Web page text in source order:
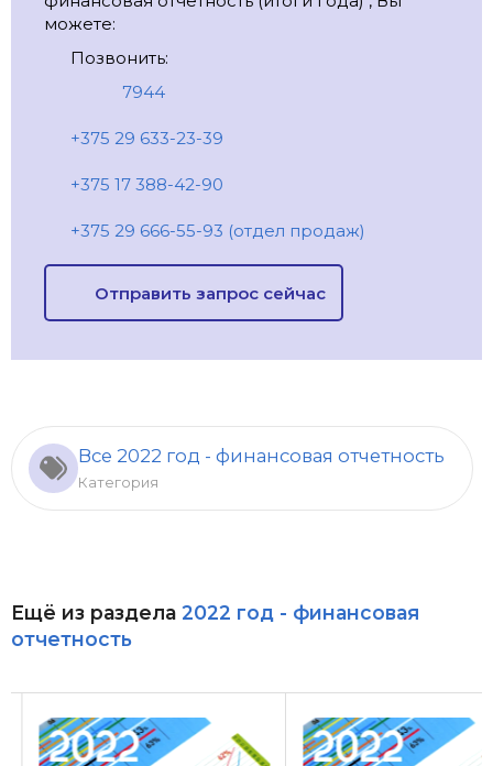
можете:
Позвонить:
7944
+375 29 633-23-39
+375 17 388-42-90
+375 29 666-55-93 (отдел продаж)
Отправить запрос сейчас
Все 2022 год - финансовая отчетность
Категория
Ещё из раздела 2022 год - финансовая
отчетность